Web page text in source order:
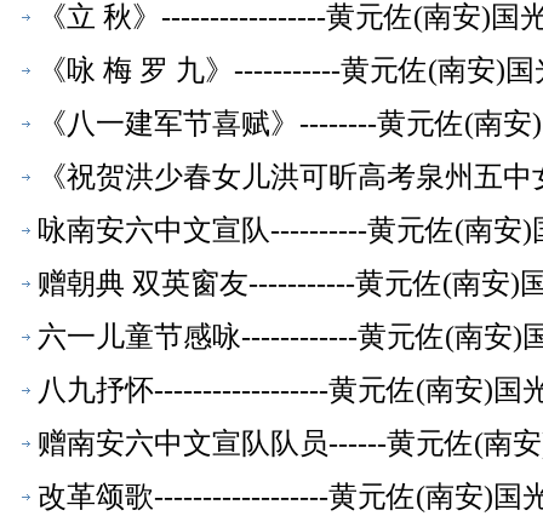
《立 秋》-----------------黄元佐(南安)国
《咏 梅 罗 九》-----------黄元佐(南安)
《八一建军节喜赋》--------黄元佐(南
《祝贺洪少春女儿洪可昕高考泉州五
师【校友文萃】
咏南安六中文宣队----------黄元佐(南安
赠朝典 双英窗友-----------黄元佐(南安)
六一儿童节感咏------------黄元佐(南安)
八九抒怀------------------黄元佐(南安)国
赠南安六中文宣队队员------黄元佐(南
改革颂歌------------------黄元佐(南安)国